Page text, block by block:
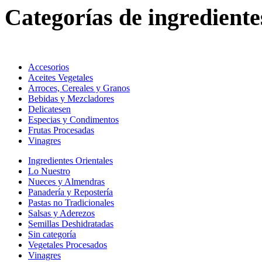
Categorías de
Accesorios
Aceites Vegetales
Arroces, Cereales y Granos
Bebidas y Mezcladores
Delicatesen
Especias y Condimentos
Frutas Procesadas
Vinagres
Ingredientes Orientales
Lo Nuestro
Nueces y Almendras
Panadería y Repostería
Pastas no Tradicionales
Salsas y Aderezos
Semillas Deshidratadas
Sin categoría
Vegetales Procesados
Vinagres